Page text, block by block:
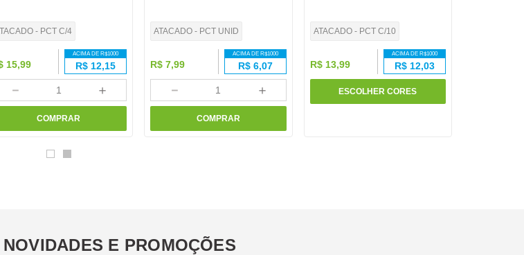
- PCT C/4
15,99
ACIMA DE R$1000
R$ 12,15
＋
－
COMPRAR
ATACADO - PCT UNID
R$ 7,99
ACIMA DE R$1000
R$ 6,07
＋
－
COMPRAR
ATACADO - PCT C/10
R$ 13,99
ACIMA DE R$1000
R$ 12,03
ESCOLHER CORES
E PROMOÇÕES